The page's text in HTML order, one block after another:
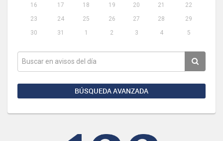
16
17 18 19 20 21
22
23
24 25 26 27 28
29
30
31 1 2 3 4 5
BÚSQUEDA AVANZADA